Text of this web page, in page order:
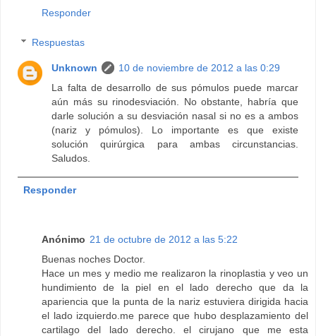
Responder
Respuestas
Unknown
10 de noviembre de 2012 a las 0:29
La falta de desarrollo de sus pómulos puede marcar
aún más su rinodesviación. No obstante, habría que
darle solución a su desviación nasal si no es a ambos
(nariz y pómulos). Lo importante es que existe
solución quirúrgica para ambas circunstancias.
Saludos.
Responder
Anónimo 21 de octubre de 2012 a las 5:22
Buenas noches Doctor.
Hace un mes y medio me realizaron la rinoplastia y veo un
hundimiento de la piel en el lado derecho que da la
apariencia que la punta de la nariz estuviera dirigida hacia
el lado izquierdo.me parece que hubo desplazamiento del
cartilago del lado derecho. el cirujano que me esta